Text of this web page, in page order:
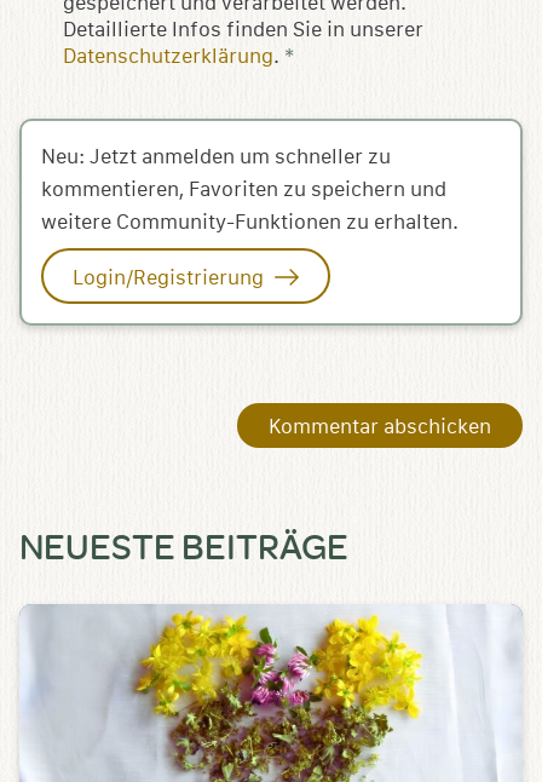
Detaillierte Infos finden Sie in unserer
Datenschutzerklärung. *
Neu: Jetzt anmelden um schneller zu
kommentieren, Favoriten zu speichern und
weitere Community-Funktionen zu erhalten.
Login/Registrierung
NEUESTE BEITRÄGE